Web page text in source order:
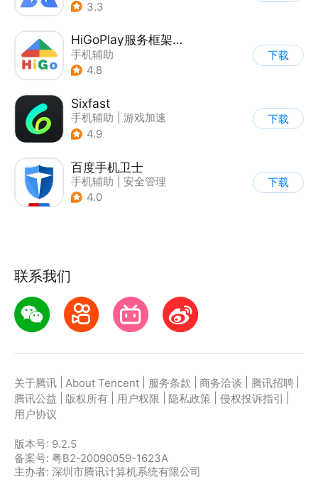
3.3
HiGoPlay服务框架安装器
手机辅助
4.8
下载
Sixfast
手机辅助
游戏加速
4.9
下载
百度手机卫士
手机辅助
安全管理
4.0
下载
联系我们
关于腾讯 About Tencent 服务条款 商务洽谈 腾讯招聘
腾讯公益
版权所有 用户权限 隐私政策 侵权投诉指引
用户协议
版本号: 9.2.5
备案号: 粤B2-20090059-1623A
主办者: 深圳市腾讯计算机系统有限公司